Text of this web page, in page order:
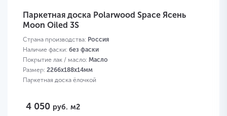
Паркетная доска Polarwood Space Ясень
Moon Oiled 3S
Страна производства: Россия
Наличие фаски: без фаски
Покрытие лак / масло: Масло
Размер: 2266х188х14мм
Паркетная доска ёлочкой
4 050 руб. м2